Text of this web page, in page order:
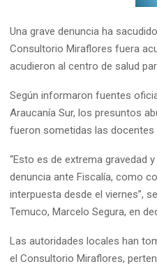
Una grave denuncia ha
Consultorio Miraflores fuera
acudieron al centro de salud
Según informaron fuentes
Araucanía Sur, los presuntos
fueron sometidas las docentes
“Esto es de extrema gravedad
denuncia ante Fiscalía, como
interpuesta desde el viernes”,
Temuco, Marcelo Segura, en
Las autoridades locales han
el Consultorio Miraflores,